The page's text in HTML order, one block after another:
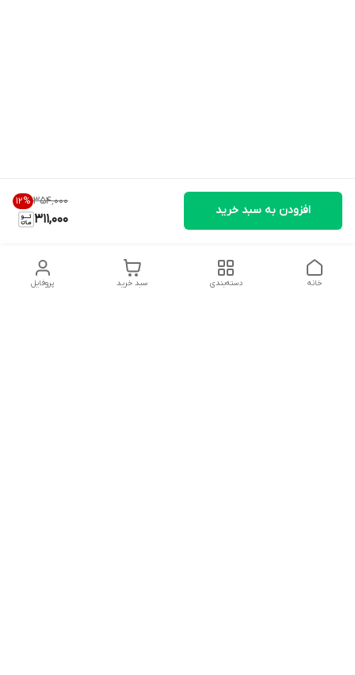
۳۵۴٬۰۰۰ 12%
311,000
افزودن به سبد خرید
پروفایل سبد خرید دسته‌بندی خانه